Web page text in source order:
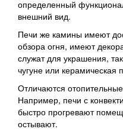
определенный
внешний вид.
Печи же камины имеют
обзора огня, имеют
служат для украшения,
чугуне или керамическая
Отличаются
Например, печи с
быстро прогревают
остывают.